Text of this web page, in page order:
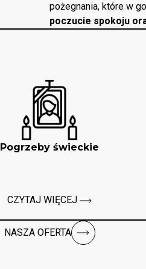
pożegnania, które w
poczucie spokoju
Pogrzeby świeckie
CZYTAJ WIĘCEJ
NASZA OFERTA